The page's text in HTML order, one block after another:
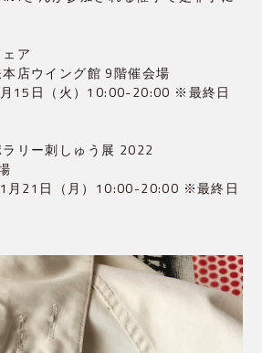
ア
店ウイング館 9階催会場
15日（火）10:00-20:00 ※最終日
リー刺しゅう展 2022
月21日（月）10:00-20:00 ※最終日